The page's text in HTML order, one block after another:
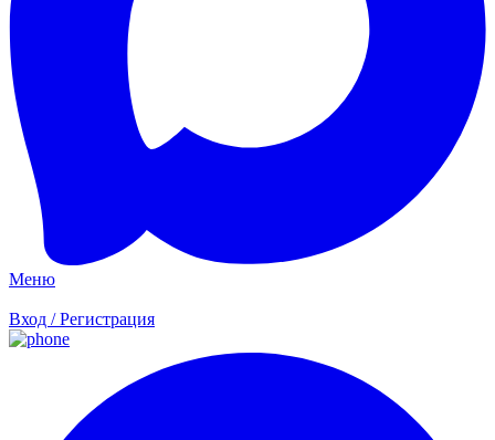
Меню
Вход / Регистрация